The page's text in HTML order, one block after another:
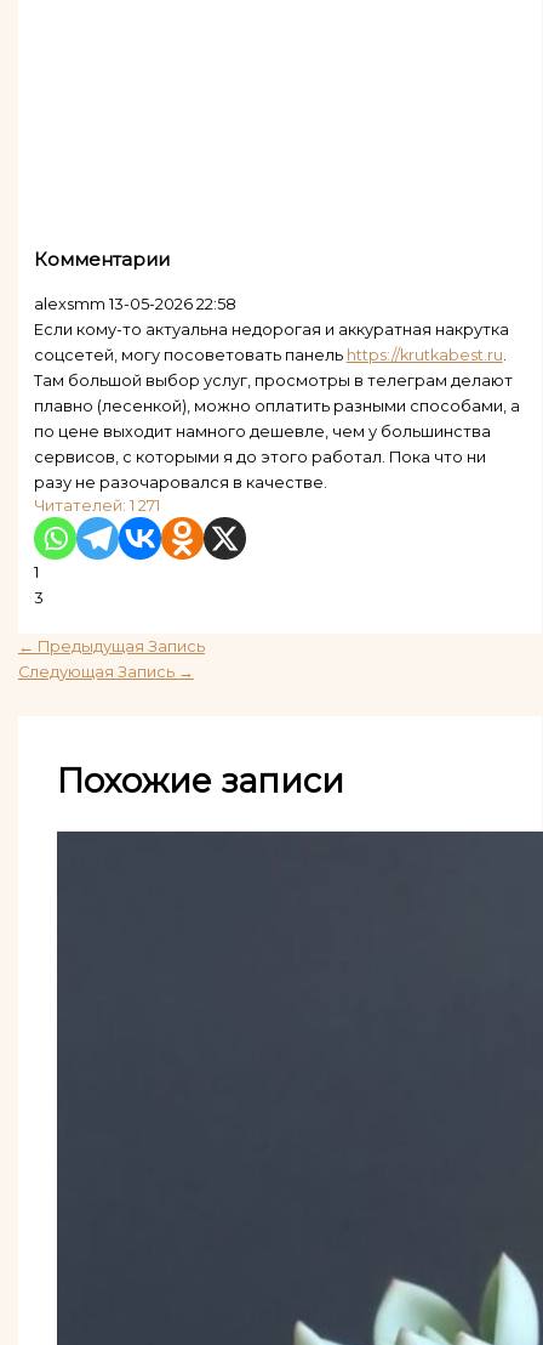
Комментарии
alexsmm 13-05-2026 22:58
Если кому-то актуальна недорогая и аккуратная накрутка
соцсетей, могу посоветовать панель https://krutkabest.ru.
Там большой выбор услуг, просмотры в телеграм делают
плавно (лесенкой), можно оплатить разными способами, а
по цене выходит намного дешевле, чем у большинства
сервисов, с которыми я до этого работал. Пока что ни
разу не разочаровался в качестве.
Читателей: 1 271
1
3
← Предыдущая Запись
Следующая Запись →
Похожие записи